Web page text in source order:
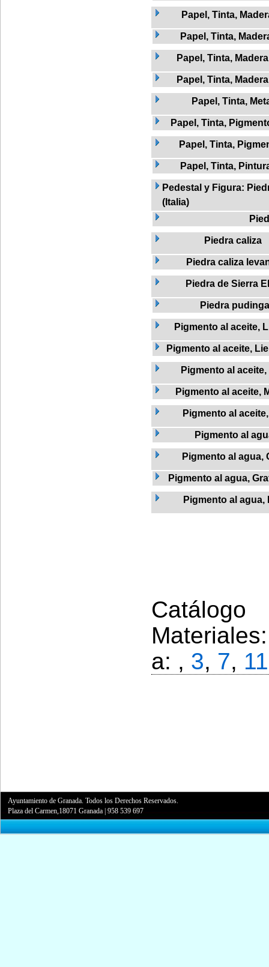
Papel, Tinta,
Papel, Tinta,
Papel, Tinta,
Papel, Tinta,
Papel, Tinta,
Papel, Tinta,
Papel, Tinta,
Papel, Tinta,
Pedestal y Figura:
(Italia)
Piedra caliza
Piedra caliza
Piedra de Sierra
Piedra pudinga
Pigmento al aceite,
Pigmento al aceite,
Pigmento al aceite,
Pigmento al aceite,
Pigmento al
Pigmento al
Pigmento al agua,
Pigmento al agua,
Pigmento al agua,
a: , 3, 7, 11
Ayuntamiento de Granada. Todos los Derechos Reservados.
Plaza del Carmen,18071 Granada |958 539 697